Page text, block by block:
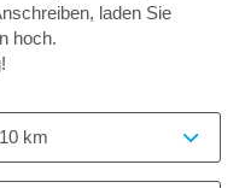
laden Sie
hoch.
10 km